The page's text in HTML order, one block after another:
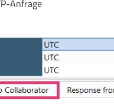
Anfrage